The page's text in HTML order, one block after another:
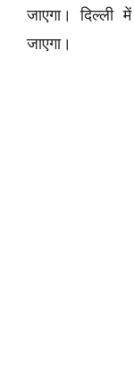
जाएगा। दिल्ली
जाएगा।